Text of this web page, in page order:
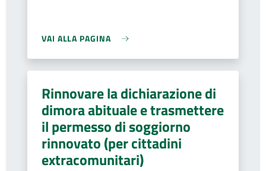
VAI ALLA PAGINA
Rinnovare la dichiarazione di
dimora abituale e trasmettere
il permesso di soggiorno
rinnovato (per cittadini
extracomunitari)